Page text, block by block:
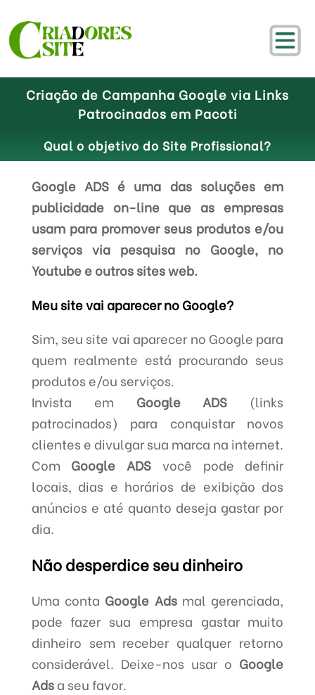
Criação de Campanha Google via Links
Patrocinados em Pacoti
Qual o objetivo do Site Profissional?
Google ADS é uma das soluções em
publicidade on-line que as empresas
usam para promover seus produtos e/ou
serviços via pesquisa no Google, no
Youtube e outros sites web.
Meu site vai aparecer no Google?
Sim, seu site vai aparecer no Google para
quem realmente está procurando seus
produtos e/ou serviços.
Invista em Google ADS (links
patrocinados) para conquistar novos
clientes e divulgar sua marca na internet.
Com Google ADS você pode definir
locais, dias e horários de exibição dos
anúncios e até quanto deseja gastar por
dia.
Não desperdice seu dinheiro
Uma conta Google Adsmal gerenciada,
pode fazer sua empresa gastar muito
dinheiro sem receber qualquer retorno
considerável. Deixe-nos usar o Google
Adsa seu favor.